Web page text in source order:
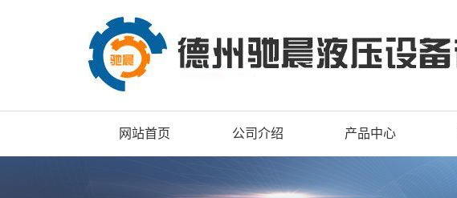
网站首页 公司介绍 产品中心